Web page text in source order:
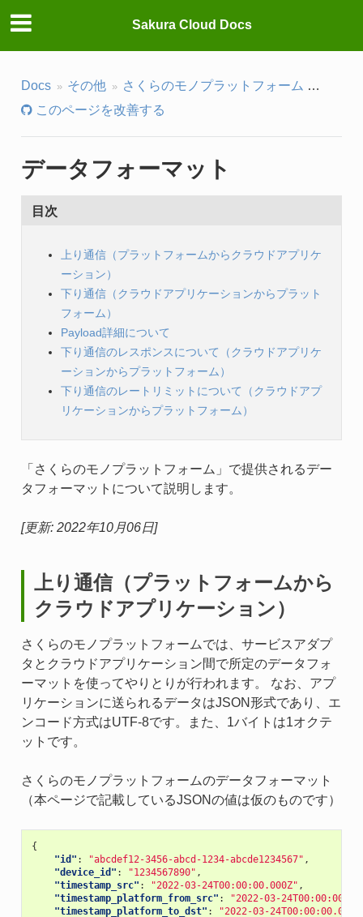
Sakura Cloud Docs
Docs その他 さくらのモノプラットフォーム
このページを改善する
データフォーマット
目次
上り通信（プラットフォームからクラウドアプリケ
ーション）
下り通信（クラウドアプリケーションからプラット
フォーム）
Payload詳細について
下り通信のレスポンスについて（クラウドアプリケ
ーションからプラットフォーム）
下り通信のレートリミットについて（クラウドアプ
リケーションからプラットフォーム）
「さくらのモノプラットフォーム」で提供されるデー
タフォーマットについて説明します。
[更新: 2022年10月06日]
上り通信（プラットフォームから
クラウドアプリケーション）
さくらのモノプラットフォームでは、サービスアダプ
タとクラウドアプリケーション間で所定のデータフォ
ーマットを使ってやりとりが行われます。 なお、アプ
リケーションに送られるデータはJSON形式であり、エ
ンコード方式はUTF-8です。また、1バイトは1オクテ
ットです。
さくらのモノプラットフォームのデータフォーマット
（本ページで記載しているJSONの値は仮のものです）
{
"id" : "abcdef12-3456-abcd-1234-abcde1234567" ,
"device_id" : "1234567890" ,
"timestamp_src" : "2022-03-24T00:00:00.000Z" ,
"timestamp_platform_from_src" :
"2022-03-
"timestamp_platform_to_dst" :
"2022-03-